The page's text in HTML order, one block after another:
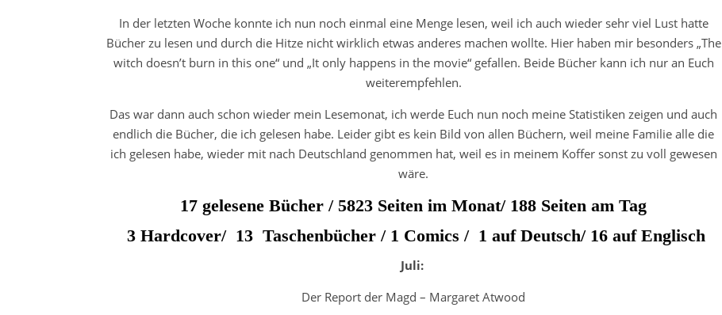
In der letzten Woche konnte ich nun noch einmal eine Menge lesen, weil ich auch wieder sehr viel Lust hatte
Bücher zu lesen und durch die Hitze nicht wirklich etwas anderes machen wollte. Hier haben mir besonders „The
witch doesn’t burn in this one“ und „It only happens in the movie“ gefallen. Beide Bücher kann ich nur an Euch
weiterempfehlen.
Das war dann auch schon wieder mein Lesemonat, ich werde Euch nun noch meine Statistiken zeigen und auch
endlich die Bücher, die ich gelesen habe. Leider gibt es kein Bild von allen Büchern, weil meine Familie alle die
ich gelesen habe, wieder mit nach Deutschland genommen hat, weil es in meinem Koffer sonst zu voll gewesen
wäre.
17 gelesene Bücher / 5823 Seiten im Monat/ 188 Seiten am Tag
3 Hardcover/ 13 Taschenbücher / 1 Comics / 1 auf Deutsch/ 16 auf Englisch
Juli:
Der Report der Magd – Margaret Atwood